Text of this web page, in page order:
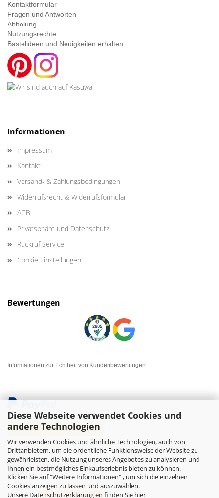
Diese Webseite verwendet Cookies und
andere Technologien
Wir verwenden Cookies und ähnliche Technologien, auch von
Drittanbietern, um die ordentliche Funktionsweise der Website zu
gewährleisten, die Nutzung unseres Angebotes zu analysieren und
Ihnen ein bestmögliches Einkaufserlebnis bieten zu können.
Klicken Sie auf "Weitere Informationen" , um sich die einzelnen
Cookies anzeigen zu lassen und auszuwählen.
Unsere Datenschutzerklärung en finden Sie hier
Kontaktformular
Fragen und Antworten
Abholung
Nutzungsrechte
Bastelideen und Neuigkeiten erhalten
Informationen
Impressum
Kontakt
Versand- & Zahlungsbedingungen
Widerrufsrecht & Widerrufsformular
AGB
Privatsphäre und Datenschutz
Rückruf Service
Cookie Einstellungen
Bewertungen
Informationen zur Echtheit von Kundenbewertungen